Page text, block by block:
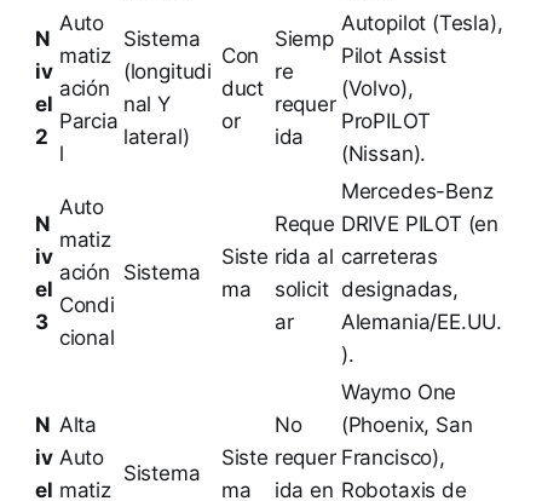
N
iv
el
2
Auto
matiz
ación
Parcia
l
Sistema
(longitudi
nal Y
lateral)
Con
duct
or
Siemp
re
requer
ida
Autopilot (Tesla),
Pilot Assist
(Volvo),
ProPILOT
(Nissan).
N
iv
el
3
Auto
matiz
ación
Condi
cional
Sistema
Siste
ma
Reque
rida al
solicit
ar
Mercedes-Benz
DRIVE PILOT (en
carreteras
designadas,
Alemania/EE.UU.
).
N
iv
el
Alta
Auto
matiz
Sistema
Siste
ma
No
requer
ida en
Waymo One
(Phoenix, San
Francisco),
Robotaxis de